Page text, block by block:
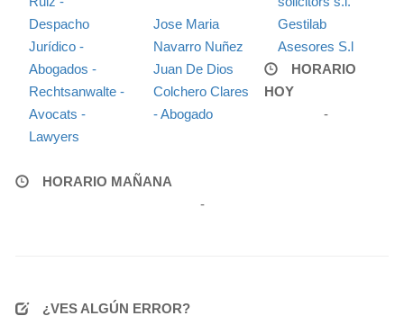
Despacho
Jurídico -
Abogados -
Rechtsanwalte -
Avocats -
Lawyers
Jose Maria
Navarro Nuñez
Gestilab
Asesores S.l
Juan De Dios
Colchero Clares
- Abogado
HORARIO
HOY
-
HORARIO MAÑANA
-
¿VES ALGÚN ERROR?